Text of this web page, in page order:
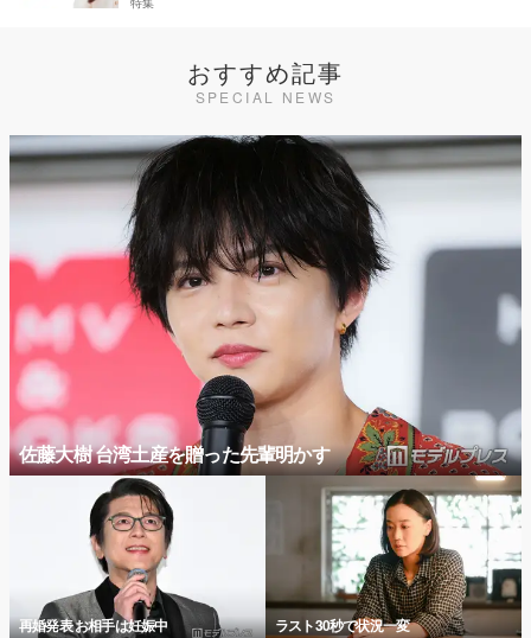
おすすめ記事
SPECIAL NEWS
佐藤大樹 台湾土産を贈った先輩明かす
再婚発表 お相手は妊娠中 ラスト30秒で状況一変